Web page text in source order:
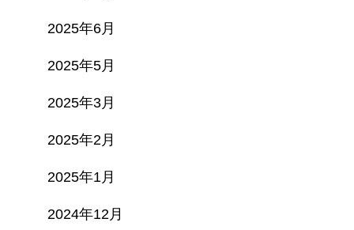
2025年6月
2025年5月
2025年3月
2025年2月
2025年1月
2024年12月